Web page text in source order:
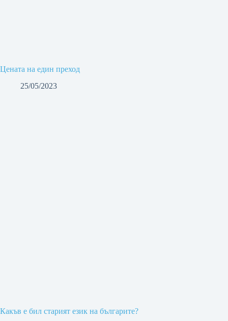
Цената на един преход
25/05/2023
Какъв е бил старият език на българите?